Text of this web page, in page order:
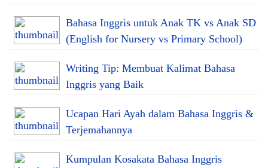
Bahasa Inggris untuk Anak TK vs Anak SD
(English for Nursery vs Primary School)
Writing Tip: Membuat Kalimat Bahasa
Inggris yang Baik
Ucapan Hari Ayah dalam Bahasa Inggris &
Terjemahannya
Kumpulan Kosakata Bahasa Inggris